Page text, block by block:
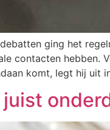
ging het
contacten hebben.
komt, legt hij uit